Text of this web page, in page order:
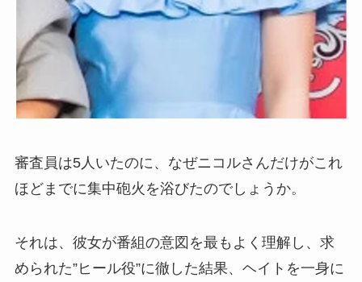
審査員は5人いたのに、なぜニコルさんだけがこれ
ほどまでに集中砲火を浴びたのでしょうか。
それは、彼女が番組の意図を最もよく理解し、求
められた”ヒール役”に徹した結果、ヘイトを一身に